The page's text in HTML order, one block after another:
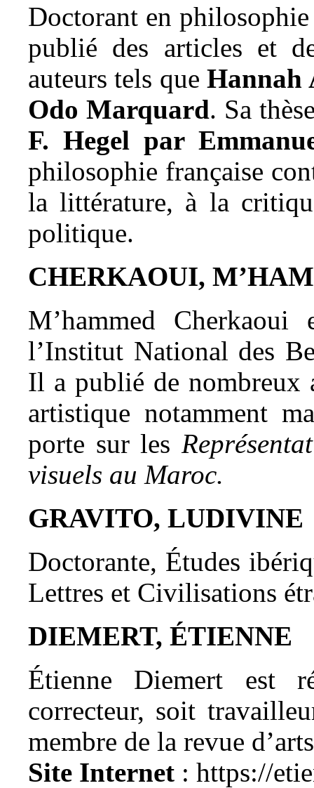
Doctorant en philosophie
publié des articles et
auteurs tels queHannah
Odo Marquard. Sa
F. Hegel par
philosophie française
la littérature, à la
politique.
CHERKAOUI,
M’hammed
l’Institut National des
Il a publié de nombreux
artistique notamment
porte sur les
visuels au Maroc.
GRAVITO, LUDIVINE
Doctorante, Études
Lettres et Civilisations
DIEMERT, ÉTIENNE
Étienne Diemert est
correcteur, soit
membre de la revue
Site Internet : https://